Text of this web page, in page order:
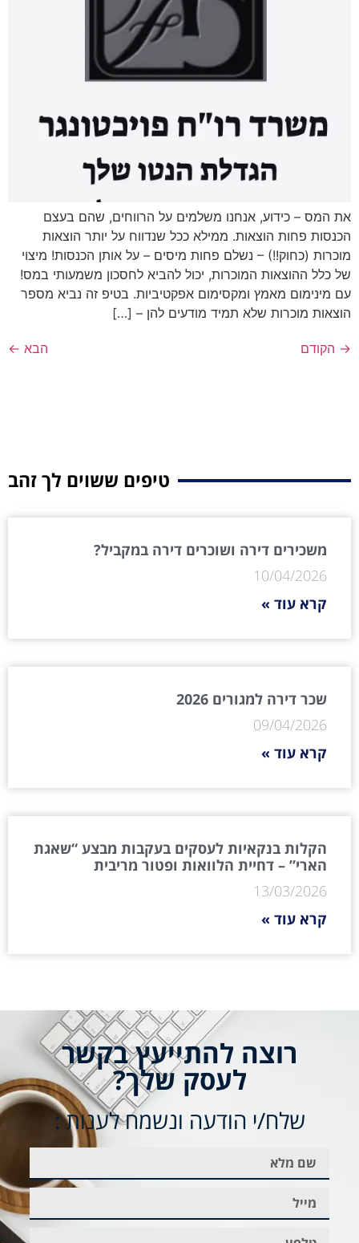
את המס – כידוע, אנחנו משלמים על הרווחים, שהם בעצם
הכנסות פחות הוצאות. ממילא ככל שנדווח על יותר הוצאות
מוכרות (כחוק!!) – נשלם פחות מיסים – על אותן הכנסות! מיצוי
של כלל ההוצאות המוכרות, יכול להביא לחסכון משמעותי במס!
עם מינימום מאמץ ומקסימום אפקטיביות. בטיפ זה נביא מספר
הוצאות מוכרות שלא תמיד מודעים להן – […]
→ הקודם הבא ←
טיפים ששוים לך זהב
משכירים דירה ושוכרים דירה במקביל?
10/04/2026
קרא עוד »
שכר דירה למגורים 2026
09/04/2026
קרא עוד »
הקלות בנקאיות לעסקים בעקבות מבצע “שאגת
הארי” – דחיית הלוואות ופטור מריבית
13/03/2026
קרא עוד »
רוצה להתייעץ בקשר
לעסק שלך?
שלח/י הודעה ונשמח לענות :